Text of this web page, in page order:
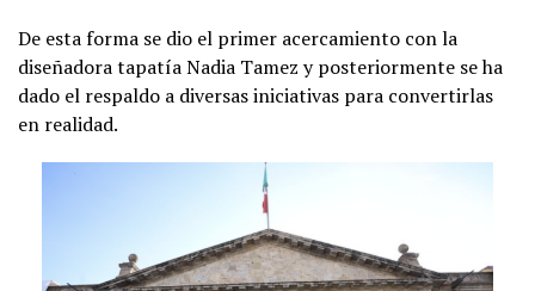
De esta forma se dio el primer acercamiento con la
diseñadora tapatía Nadia Tamez y posteriormente se ha
dado el respaldo a diversas iniciativas para convertirlas
en realidad.